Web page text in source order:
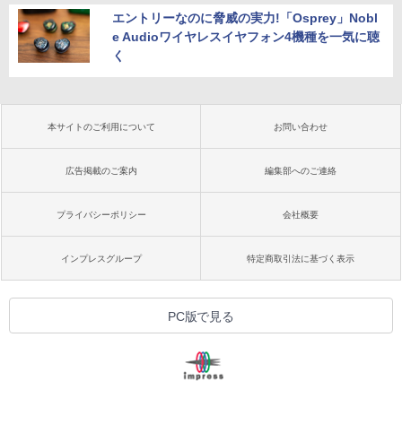
エントリーなのに脅威の実力!「Osprey」Nobl
e Audioワイヤレスイヤフォン4機種を一気に聴
く
本サイトのご利用について お問い合わせ
広告掲載のご案内 編集部へのご連絡
プライバシーポリシー 会社概要
インプレスグループ 特定商取引法に基づく表示
PC版で見る